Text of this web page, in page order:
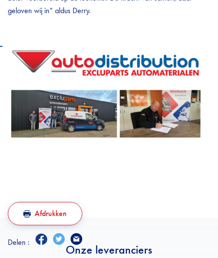
Afdrukken
Delen :
geloven wij in” aldus Derry.
Onze leveranciers